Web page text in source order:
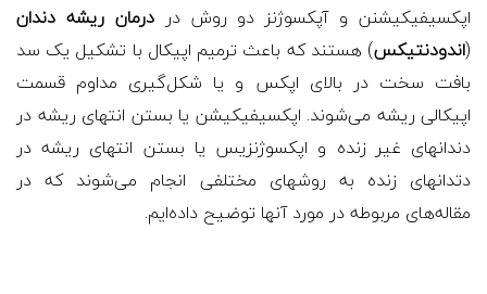
اپکسیفیکیشنن و آپکسوژنز دو روش دردرمان ریشه دندان
(اندودنتیکس) هستند که باعث ترمیم اپیکال با تشکیل یک سد
بافت سخت در بالای اپکس و یا شکل‌گیری مداوم قسمت
اپیکالی ریشه می‌شوند. اپکسیفیکیشن یا بستن انتهای ریشه در
دندانهای غیر زنده و اپکسوژنزیس یا بستن انتهای ریشه در
دتدانهای زنده به روشهای مختلفی انجام می‌شوند که در
مقاله‌های مربوطه در مورد آنها توضیح داده‌ایم.